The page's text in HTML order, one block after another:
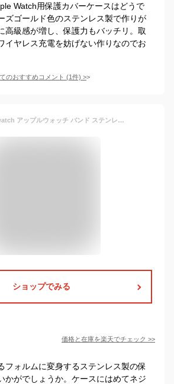
Watch用保護カバーケースはどうで
ズゴールド色のステンレス製で作りが
高級感が増し、保護力もバッチリ。取
イヤレス充電を妨げない作りなのでお
のおすすめコメント (1件) >
全16色 apple watch アップルウォッチ バンド ステンレス ケース カバー 一体型 バンド ラバー 高級ベルト ケースバンド メンズ ベルト ステンレス 44mm 45mm おしゃれ 腕時計 Series4/5/6/7/8/SE
ショップでみる
価格と在庫を楽天でチェック >>
フォルムに変身するステンレス製の保
かがでしょうか。ケースにはめてネジ